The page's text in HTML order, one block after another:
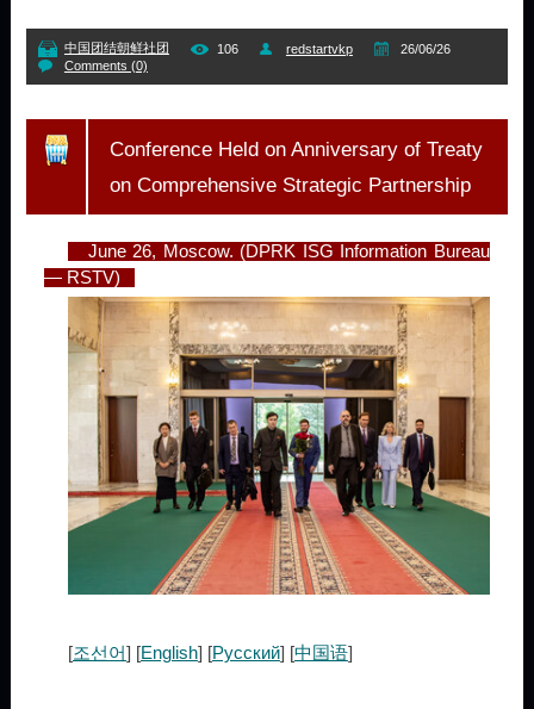
中国团结朝鲜社团 106 redstartvkp
26/06/26
Comments (0)
Conference Held on Anniversary of Treaty
on Comprehensive Strategic Partnership
June 26, Moscow. (DPRK ISG Information Bureau
— RSTV)
[조선어] [English] [Русский] [中国语]